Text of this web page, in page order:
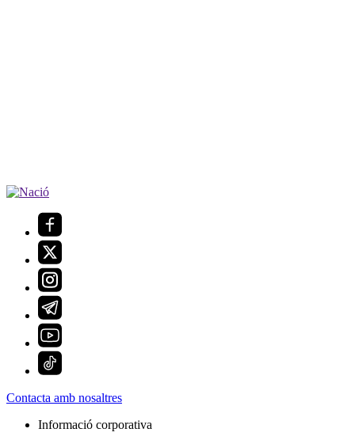
Contacta amb nosaltres
Informació corporativa